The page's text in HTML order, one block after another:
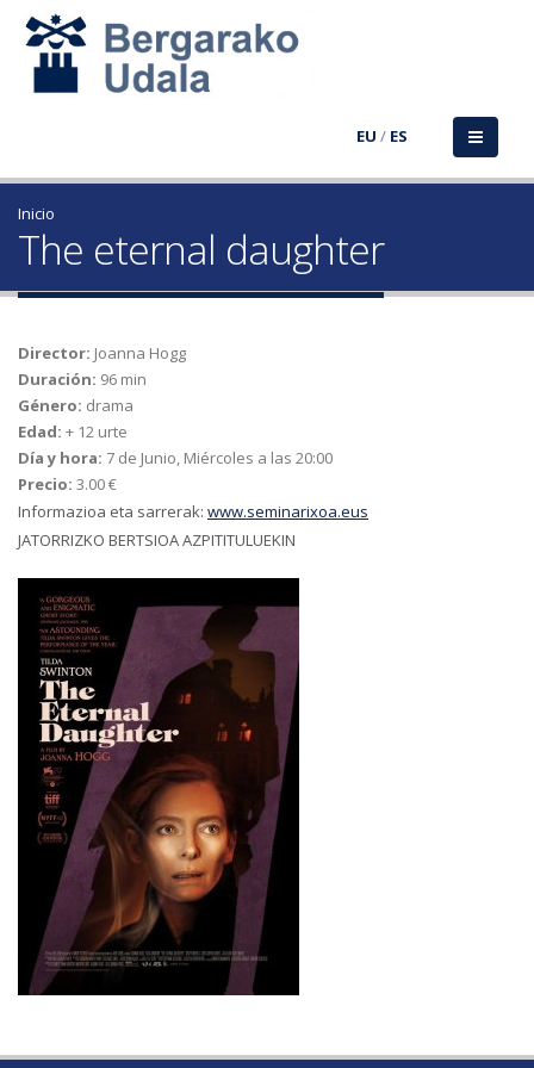
EU / ES
Inicio
The eternal daughter
Director: Joanna Hogg
Duración: 96 min
Género: drama
Edad: + 12 urte
Día y hora: 7 de Junio, Miércoles a las 20:00
Precio: 3.00 €
Informazioa eta sarrerak: www.seminarixoa.eus
JATORRIZKO BERTSIOA AZPITITULUEKIN